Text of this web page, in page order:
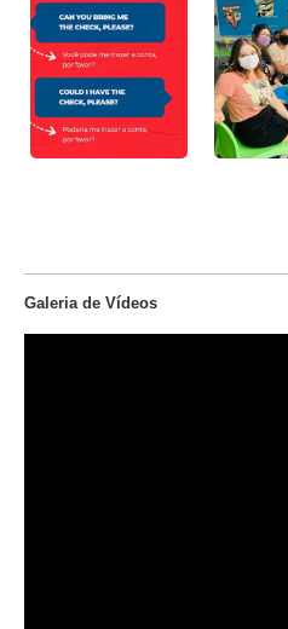
Galeria de Vídeos